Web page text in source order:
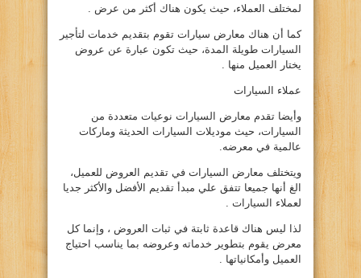
لمختلف العملاء، حيث يكون هناك أكثر من عرض .
كما أن هناك معارض سيارات تقوم بتقديم خدمات لتأجير
السيارات طويلة المدة، حيث تكون عبارة عن عروض
يختار العميل منها .
عملاء السيارات
وأيضا تقدم معارض السيارات نوعيات متعددة من
السيارات، حيث موديلات السيارات الحديثة وماركات
عالمية في معرضه.
ويتختلف معارض السيارات في تقديم العروض للعميل،
الغ أنها جميعا تتفق علي مبدأ تقديم الأفضل والأكثر جديا
لعملاء السيارات .
لذا ليس هناك قاعدة ثابتة في ثبات العروض ، وإنما كل
معرض يقوم بتطوير خدماته وعروضه بما يناسب احتياج
العميل وأمكانياتها .